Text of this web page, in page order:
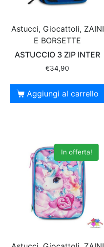
Astucci, Giocattoli, ZAINI
E BORSETTE
ASTUCCIO 3 ZIP INTER
€34,90
Aggiungi al carrello
In offerta!